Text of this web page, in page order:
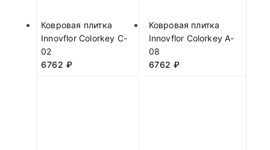
Ковровая плитка
Innovflor Colorkey C-
02
6762 ₽
Ковровая плитка
Innovflor Colorkey A-
08
6762 ₽